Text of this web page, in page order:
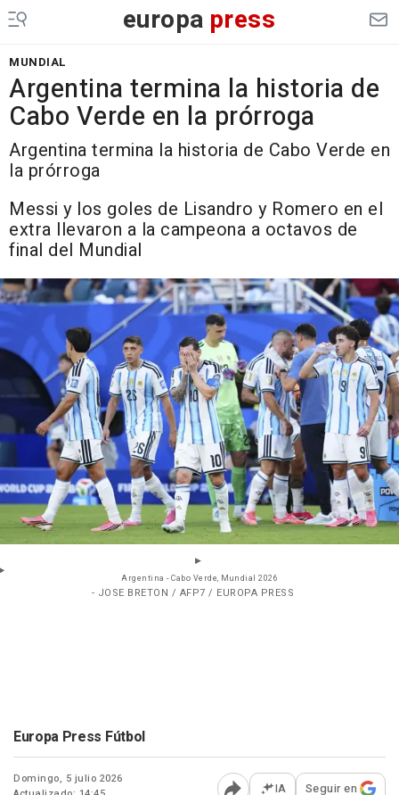
europa press
MUNDIAL
Argentina termina la historia de
Cabo Verde en la prórroga
Argentina termina la historia de Cabo Verde en
la prórroga
Messi y los goles de Lisandro y Romero en el
extra llevaron a la campeona a octavos de
final del Mundial
Argentina - Cabo Verde, Mundial 2026
- JOSE BRETON / AFP7 / EUROPA PRESS
Europa Press Fútbol
Domingo, 5 julio 2026
IA Seguir en